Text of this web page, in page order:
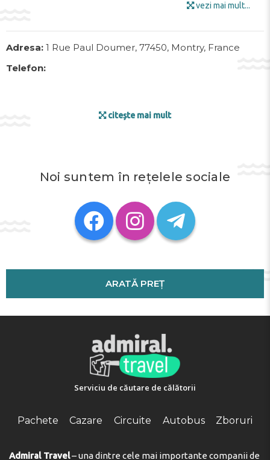
DIVERTISMENT ȘI SPORT:
Parc acvatic Teren de golf
Piscina cu apa sarata Piscină
SANATATE SI FRUMUSETE:
DOTĂRILE CAMEREI:
Safeu
vezi mai mult...
Adresa: 1 Rue Paul Doumer, 77450, Montry, France
Telefon:
citește mai mult
Noi suntem în rețelele sociale
ARATĂ PREȚ
Serviciu de căutare de călătorii
Pachete Cazare Circuite Autobus Zboruri
Admiral Travel– una dintre cele mai importante companii de